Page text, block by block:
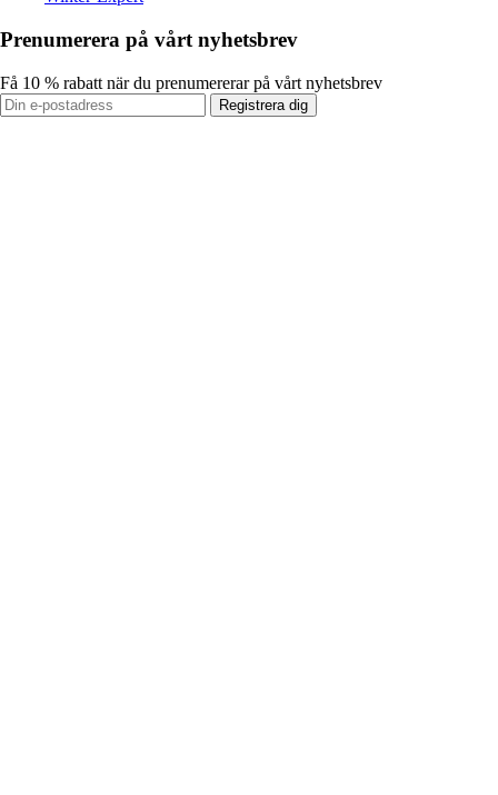
Prenumerera på vårt nyhetsbrev
Få 10 % rabatt när du prenumererar på vårt nyhetsbrev
Registrera dig